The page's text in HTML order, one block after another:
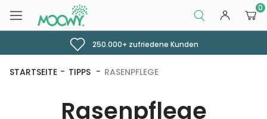
0
250.000+ zufriedene Kunden
STARTSEITE TIPPS RASENPFLEGE
Rasenpflege